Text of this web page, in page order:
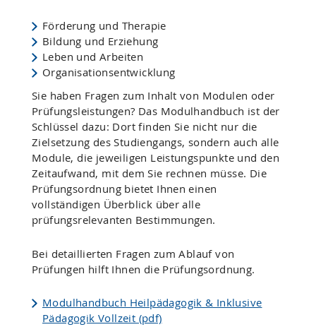
Förderung und Therapie
Bildung und Erziehung
Leben und Arbeiten
Organisationsentwicklung
Sie haben Fragen zum Inhalt von Modulen oder
Prüfungsleistungen? Das Modulhandbuch ist der
Schlüssel dazu: Dort finden Sie nicht nur die
Zielsetzung des Studiengangs, sondern auch alle
Module, die jeweiligen Leistungspunkte und den
Zeitaufwand, mit dem Sie rechnen müsse. Die
Prüfungsordnung bietet Ihnen einen
vollständigen Überblick über alle
prüfungsrelevanten Bestimmungen.
Bei detaillierten Fragen zum Ablauf von
Prüfungen hilft Ihnen die Prüfungsordnung.
Modulhandbuch Heilpädagogik & Inklusive
Pädagogik Vollzeit (pdf)